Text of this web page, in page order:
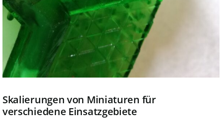
Skalierungen von Miniaturen für
verschiedene Einsatzgebiete